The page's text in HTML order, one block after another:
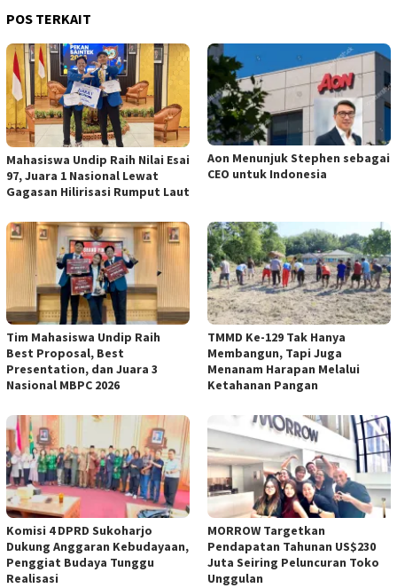
POS TERKAIT
Mahasiswa Undip Raih Nilai Esai
97, Juara 1 Nasional Lewat
Gagasan Hilirisasi Rumput Laut
Aon Menunjuk Stephen sebagai
CEO untuk Indonesia
Tim Mahasiswa Undip Raih
Best Proposal, Best
Presentation, dan Juara 3
Nasional MBPC 2026
TMMD Ke-129 Tak Hanya
Membangun, Tapi Juga
Menanam Harapan Melalui
Ketahanan Pangan
Komisi 4 DPRD Sukoharjo
Dukung Anggaran Kebudayaan,
Penggiat Budaya Tunggu
Realisasi
MORROW Targetkan
Pendapatan Tahunan US$230
Juta Seiring Peluncuran Toko
Unggulan